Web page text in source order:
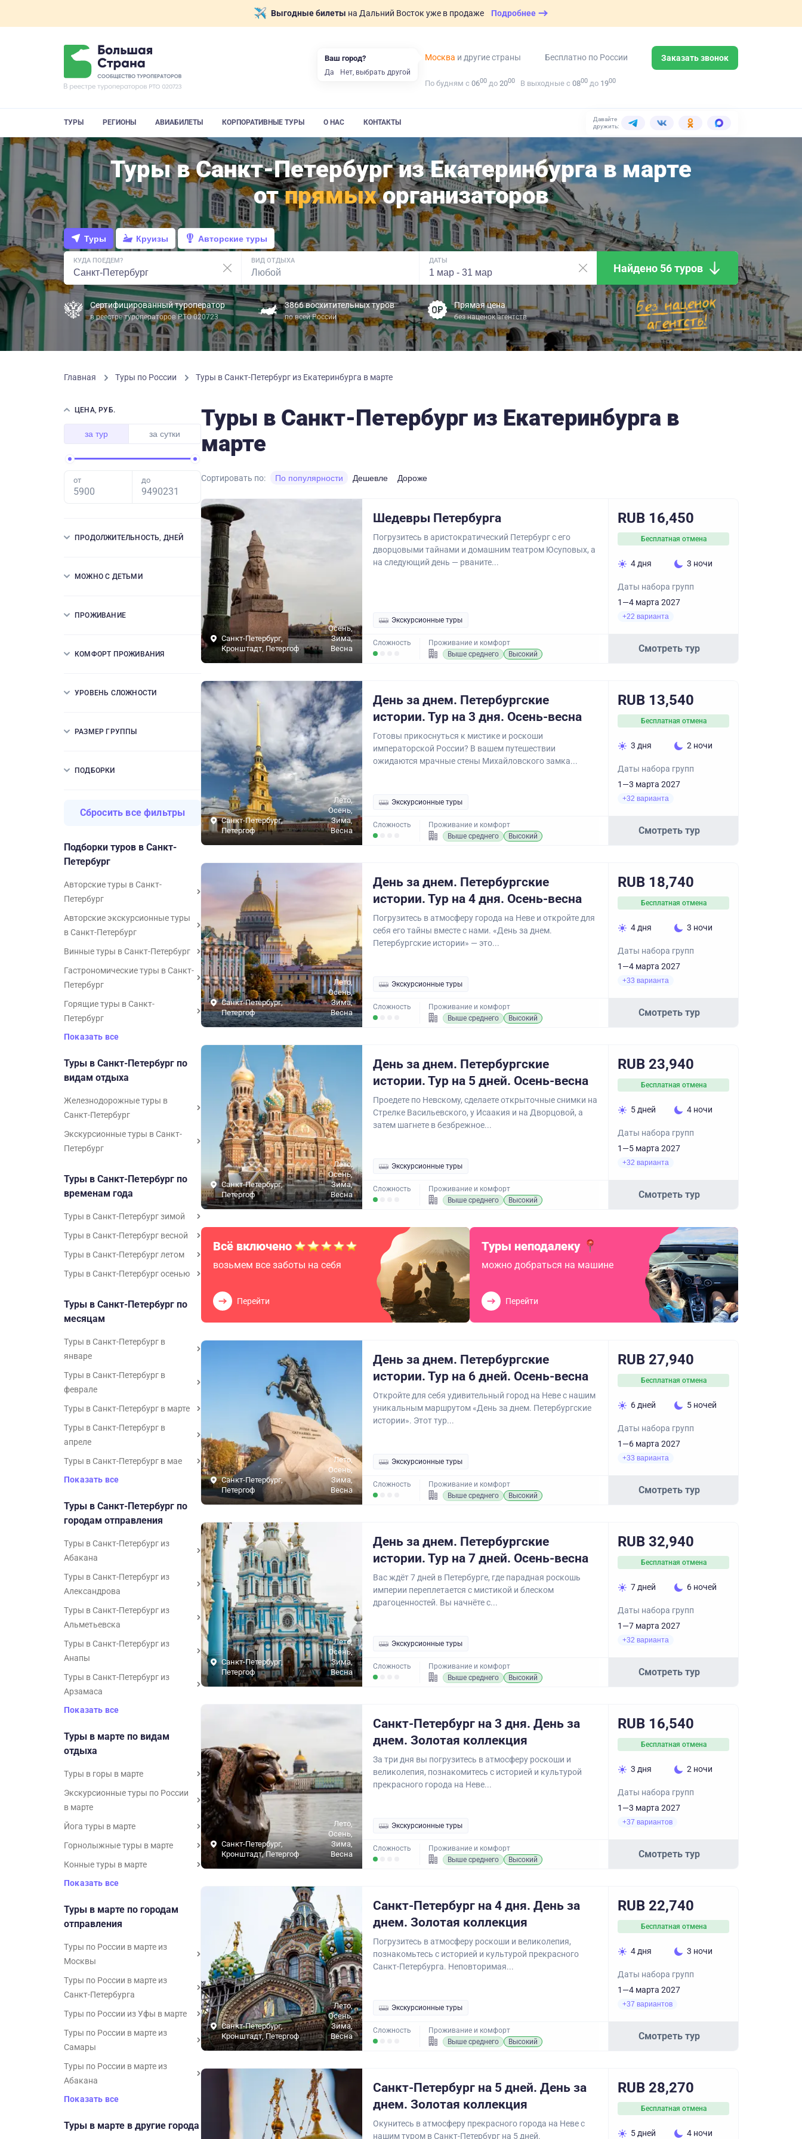
Выгодные билеты на Дальний Восток уже в продаже Подробнее
Москва и другие страны Бесплатно по России Заказать звонок
По будням с 0600 до 2000 В выходные с 0800 до 1900
ТУРЫ РЕГИОНЫ АВИАБИЛЕТЫ КОРПОРАТИВНЫЕ ТУРЫ О НАС КОНТАКТЫ
Давайте
дружить:
Туры в Санкт-Петербург из Екатеринбурга в марте
отпрямыхорганизаторов
Туры Круизы Авторские туры
КУДА ПОЕДЕМ? ВИД ОТДЫХА ДАТЫ
Найдено 56 туров
Сертифицированный туроператор
в реестре туроператоров РТО 020723
3866 восхитительных туров
по всей России
Прямая цена
без наценок агентств
Главная Туры по России Туры в Санкт-Петербург из Екатеринбурга в марте
ЦЕНА, РУБ.
за тур за сутки
от до
ПРОДОЛЖИТЕЛЬНОСТЬ, ДНЕЙ
МОЖНО С ДЕТЬМИ
ПРОЖИВАНИЕ
КОМФОРТ ПРОЖИВАНИЯ
УРОВЕНЬ СЛОЖНОСТИ
РАЗМЕР ГРУППЫ
ПОДБОРКИ
Сбросить все фильтры
Подборки туров в Санкт-
Петербург
Авторские туры в Санкт-
Петербург
Авторские экскурсионные туры
в Санкт-Петербург
Винные туры в Санкт-Петербург
Гастрономические туры в Санкт-
Петербург
Горящие туры в Санкт-
Петербург
Показать все
Туры в Санкт-Петербург по
видам отдыха
Железнодорожные туры в
Санкт-Петербург
Экскурсионные туры в Санкт-
Петербург
Туры в Санкт-Петербург по
временам года
Туры в Санкт-Петербург зимой
Туры в Санкт-Петербург весной
Туры в Санкт-Петербург летом
Туры в Санкт-Петербург осенью
Туры в Санкт-Петербург по
месяцам
Туры в Санкт-Петербург в
январе
Туры в Санкт-Петербург в
феврале
Туры в Санкт-Петербург в марте
Туры в Санкт-Петербург в
апреле
Туры в Санкт-Петербург в мае
Показать все
Туры в Санкт-Петербург по
городам отправления
Туры в Санкт-Петербург из
Абакана
Туры в Санкт-Петербург из
Александрова
Туры в Санкт-Петербург из
Альметьевска
Туры в Санкт-Петербург из
Анапы
Туры в Санкт-Петербург из
Арзамаса
Показать все
Туры в марте по видам
отдыха
Туры в горы в марте
Экскурсионные туры по России
в марте
Йога туры в марте
Горнолыжные туры в марте
Конные туры в марте
Показать все
Туры в марте по городам
отправления
Туры по России в марте из
Москвы
Туры по России в марте из
Санкт-Петербурга
Туры по России из Уфы в марте
Туры по России в марте из
Самары
Туры по России в марте из
Абакана
Показать все
Туры в марте в другие города
Туры в Санкт-Петербург из Екатеринбурга в
марте
Сортировать по: По популярности Дешевле Дороже
Санкт-Петербург,
Кронштадт, Петергоф
Осень,
Зима,
Весна
Шедевры Петербурга
Погрузитесь в аристократический Петербург с его
дворцовыми тайнами и домашним театром Юсуповых, а
на следующий день — рваните...
Экскурсионные туры
Сложность
Проживание и комфорт
Выше среднего
Высокий
RUB 16,450
Бесплатная отмена
4 дня 3 ночи
Даты набора групп
1—4 марта 2027
+22 варианта
Смотреть тур
Санкт-Петербург,
Петергоф
Лето,
Осень,
Зима,
Весна
День за днем. Петербургские
истории. Тур на 3 дня. Осень-весна
Готовы прикоснуться к мистике и роскоши
императорской России? В вашем путешествии
ожидаются мрачные стены Михайловского замка...
Экскурсионные туры
Сложность
Проживание и комфорт
Выше среднего
Высокий
RUB 13,540
Бесплатная отмена
3 дня 2 ночи
Даты набора групп
1—3 марта 2027
+32 варианта
Смотреть тур
Санкт-Петербург,
Петергоф
Лето,
Осень,
Зима,
Весна
День за днем. Петербургские
истории. Тур на 4 дня. Осень-весна
Погрузитесь в атмосферу города на Неве и откройте для
себя его тайны вместе с нами. «День за днем.
Петербургские истории» — это...
Экскурсионные туры
Сложность
Проживание и комфорт
Выше среднего
Высокий
RUB 18,740
Бесплатная отмена
4 дня 3 ночи
Даты набора групп
1—4 марта 2027
+33 варианта
Смотреть тур
Санкт-Петербург,
Петергоф
Лето,
Осень,
Зима,
Весна
День за днем. Петербургские
истории. Тур на 5 дней. Осень-весна
Проедете по Невскому, сделаете открыточные снимки на
Стрелке Васильевского, у Исаакия и на Дворцовой, а
затем шагнете в безбрежное...
Экскурсионные туры
Сложность
Проживание и комфорт
Выше среднего
Высокий
RUB 23,940
Бесплатная отмена
5 дней 4 ночи
Даты набора групп
1—5 марта 2027
+32 варианта
Смотреть тур
Всё включено
возьмем все заботы на себя
Перейти
Туры неподалеку
можно добраться на машине
Перейти
Санкт-Петербург,
Петергоф
Лето,
Осень,
Зима,
Весна
День за днем. Петербургские
истории. Тур на 6 дней. Осень-весна
Откройте для себя удивительный город на Неве с нашим
уникальным маршрутом «День за днем. Петербургские
истории». Этот тур...
Экскурсионные туры
Сложность
Проживание и комфорт
Выше среднего
Высокий
RUB 27,940
Бесплатная отмена
6 дней 5 ночей
Даты набора групп
1—6 марта 2027
+33 варианта
Смотреть тур
Санкт-Петербург,
Петергоф
Лето,
Осень,
Зима,
Весна
День за днем. Петербургские
истории. Тур на 7 дней. Осень-весна
Вас ждёт 7 дней в Петербурге, где парадная роскошь
империи переплетается с мистикой и блеском
драгоценностей. Вы начнёте с...
Экскурсионные туры
Сложность
Проживание и комфорт
Выше среднего
Высокий
RUB 32,940
Бесплатная отмена
7 дней 6 ночей
Даты набора групп
1—7 марта 2027
+32 варианта
Смотреть тур
Санкт-Петербург,
Кронштадт, Петергоф
Лето,
Осень,
Зима,
Весна
Санкт-Петербург на 3 дня. День за
днем. Золотая коллекция
За три дня вы погрузитесь в атмосферу роскоши и
великолепия, познакомитесь с историей и культурой
прекрасного города на Неве...
Экскурсионные туры
Сложность
Проживание и комфорт
Выше среднего
Высокий
RUB 16,540
Бесплатная отмена
3 дня 2 ночи
Даты набора групп
1—3 марта 2027
+37 вариантов
Смотреть тур
Санкт-Петербург,
Кронштадт, Петергоф
Лето,
Осень,
Зима,
Весна
Санкт-Петербург на 4 дня. День за
днем. Золотая коллекция
Погрузитесь в атмосферу роскоши и великолепия,
познакомьтесь с историей и культурой прекрасного
Санкт-Петербурга. Неповторимая...
Экскурсионные туры
Сложность
Проживание и комфорт
Выше среднего
Высокий
RUB 22,740
Бесплатная отмена
4 дня 3 ночи
Даты набора групп
1—4 марта 2027
+37 вариантов
Смотреть тур
Санкт-Петербург на 5 дней. День за
днем. Золотая коллекция
Окунитесь в атмосферу прекрасного города на Неве с
нашим туром в Санкт-Петербург на 5 дней.
RUB 28,270
Бесплатная отмена
5 дней 4 ночи
Ваш город?
Да Нет, выбрать другой